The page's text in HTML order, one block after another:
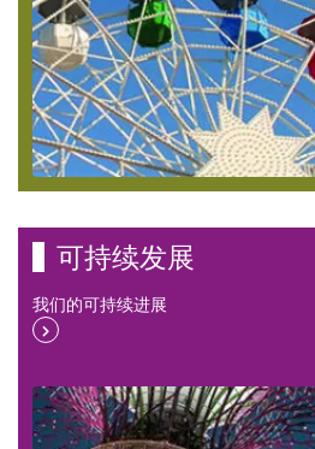
可持续发展
我们的可持续进展